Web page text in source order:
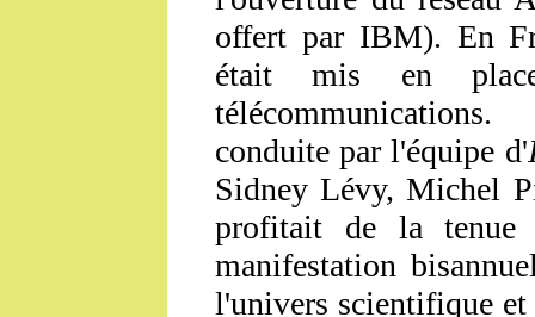
offert par IBM). En
était mis en
conduite par l'équipe d'
Sidney Lévy, Michel
profitait de la tenue
manifestation
l'univers scientifique